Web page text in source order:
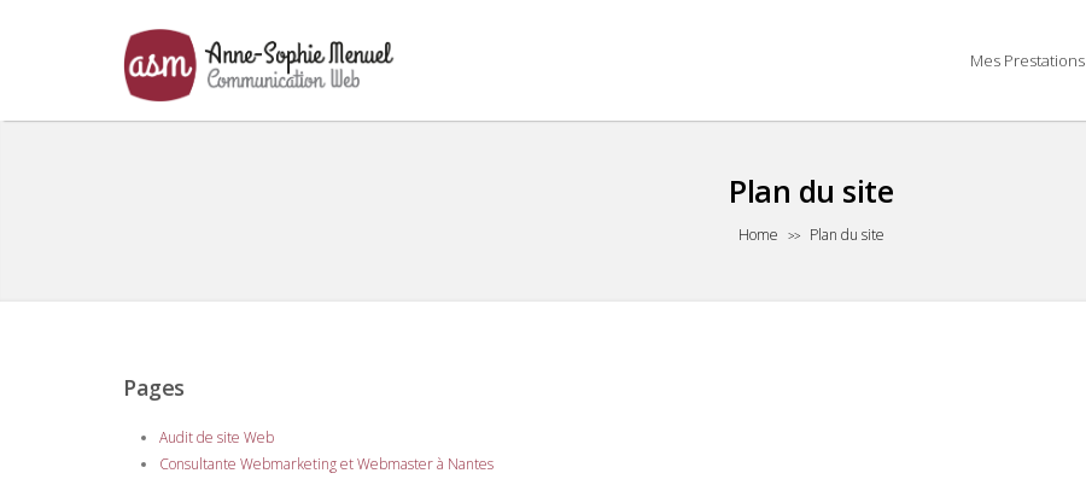
Mes Prestations
Plan du site
Home >> Plan du site
Pages
Audit de site Web
Consultante Webmarketing et Webmaster à Nantes